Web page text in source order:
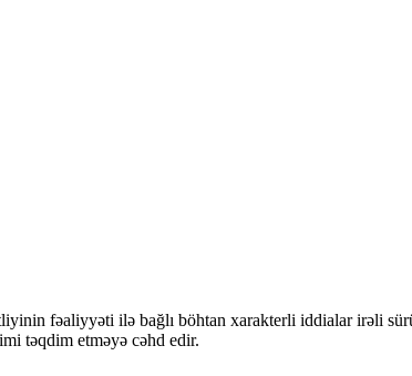
fəaliyyəti ilə bağlı böhtan xarakterli iddialar irəli
təqdim etməyə cəhd edir.